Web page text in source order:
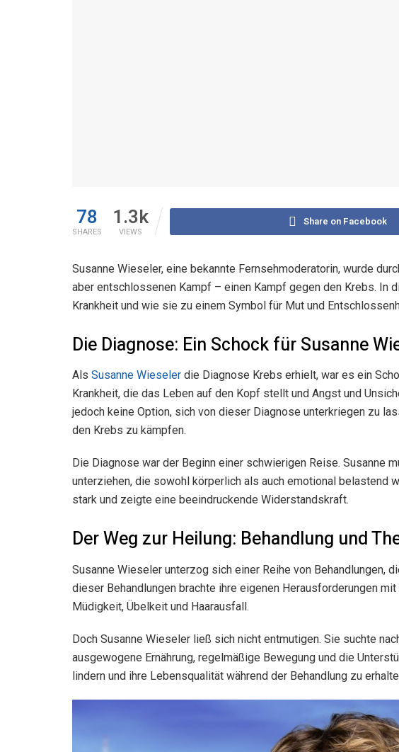
78
SHARES
1.3k
VIEWS
Share on Facebook
Susanne Wieseler, eine bekannte Fernsehmoderatorin, wurde
aber entschlossenen Kampf – einen Kampf gegen den Krebs. In
Krankheit und wie sie zu einem Symbol für Mut und
Die Diagnose: Ein Schock für Susanne
Als Susanne Wieseler die Diagnose Krebs erhielt, war es ein
Krankheit, die das Leben auf den Kopf stellt und Angst und
jedoch keine Option, sich von dieser Diagnose unterkriegen zu
den Krebs zu kämpfen.
Die Diagnose war der Beginn einer schwierigen Reise. Susanne
unterziehen, die sowohl körperlich als auch emotional belastend
stark und zeigte eine beeindruckende Widerstandskraft.
Der Weg zur Heilung: Behandlung und
Susanne Wieseler unterzog sich einer Reihe von Behandlungen,
dieser Behandlungen brachte ihre eigenen Herausforderungen
Müdigkeit, Übelkeit und Haarausfall.
Doch Susanne Wieseler ließ sich nicht entmutigen. Sie suchte
ausgewogene Ernährung, regelmäßige Bewegung und die
lindern und ihre Lebensqualität während der Behandlung zu